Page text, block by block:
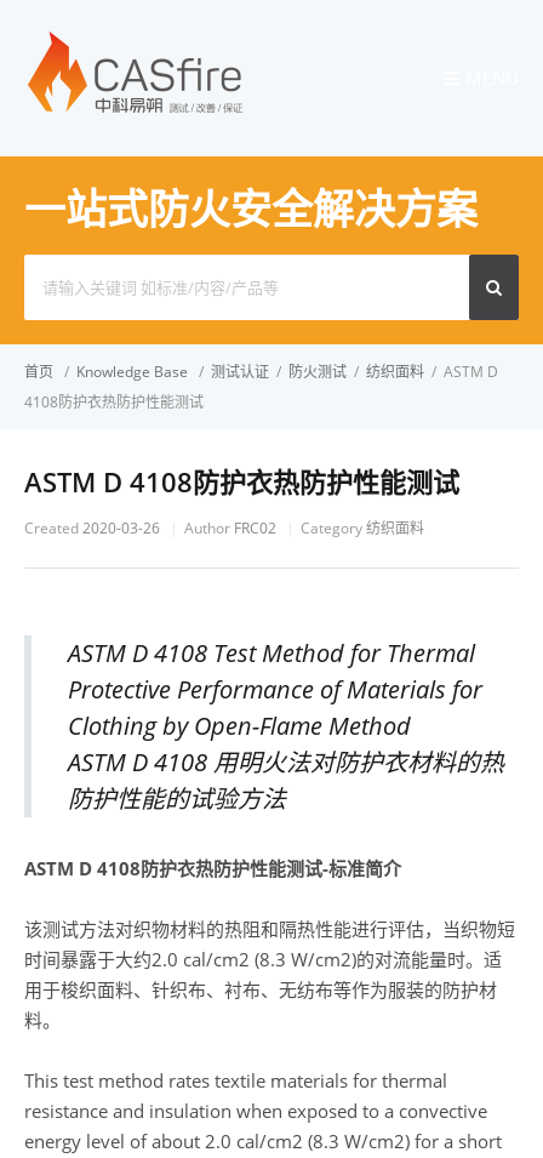
一站式防火安全解决方案
for:
首页 / Knowledge Base / 测试认证 / 防火测试 / 纺织面料 / ASTM D
4108防护衣热防护性能测试
ASTM D 4108防护衣热防护性能测试
Created2020-03-26 Author FRC02 Category纺织面料
ASTM D 4108 Test Method for Thermal
Protective Performance of Materials for
Clothing by Open-Flame Method
ASTM D 4108 用明火法对防护衣材料的热
防护性能的试验方法
ASTM D 4108防护衣热防护性能测试-标准简介
该测试方法对织物材料的热阻和隔热性能进行评估，当织物短
时间暴露于大约2.0 cal/cm2 (8.3 W/cm2)的对流能量时。适
用于梭织面料、针织布、衬布、无纺布等作为服装的防护材
料。
This test method rates textile materials for thermal
resistance and insulation when exposed to a convective
energy level of about 2.0 cal/cm2 (8.3 W/cm2) for a short